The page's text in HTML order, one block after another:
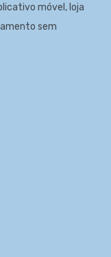
móvel, loja
sem